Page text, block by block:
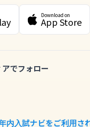
Download on
App Store
でフォロー
内入試ナビをご利用さ